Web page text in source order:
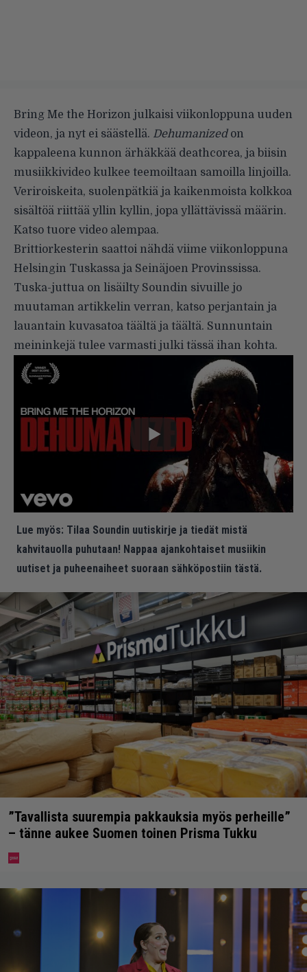
Bring Me the Horizon julkaisi viikonloppuna uuden
videon, ja nyt ei säästellä. Dehumanizedon
kappaleena kunnon ärhäkkää deathcorea, ja biisin
musiikkivideo kulkee teemoiltaan samoilla linjoilla.
Veriroiskeita, suolenpätkiä ja kaikenmoista kolkkoa
sisältöä riittää yllin kyllin, jopa yllättävissä määrin.
Katso tuore video alempaa.
Brittiorkesterin saattoi nähdä viime viikonloppuna
Helsingin Tuskassa ja Seinäjoen Provinssissa.
Tuska-juttua on lisäilty Soundin sivuille jo
muutaman artikkelin verran, katso perjantain ja
lauantain kuvasatoa täältä ja täältä. Sunnuntain
meininkejä tulee varmasti julki tässä ihan kohta.
Lue myös: Tilaa Soundin uutiskirje ja tiedät mistä
kahvitauolla puhutaan! Nappaa ajankohtaiset musiikin
uutiset ja puheenaiheet suoraan sähköpostiin tästä.
”Tavallista suurempia pakkauksia myös perheille”
– tänne aukee Suomen toinen Prisma Tukku